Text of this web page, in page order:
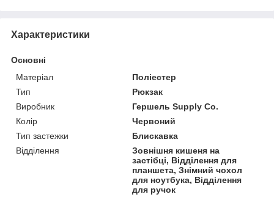
Характеристики
Основні
Матеріал
Поліестер
Тип
Рюкзак
Виробник
Гершель Supply Co.
Колір
Червоний
Тип застежки
Блискавка
Відділення
Зовнішня кишеня на
застібці, Відділення для
планшета, Знімний чохол
для ноутбука, Відділення
для ручок